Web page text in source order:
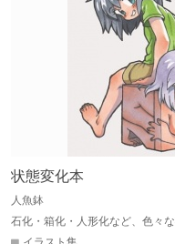
状態変化本
人魚鉢
石化・箱化・人形化など、色々